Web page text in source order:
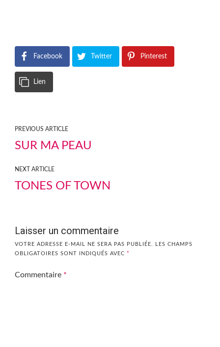
Facebook Twitter Pinterest
Lien
PREVIOUS ARTICLE
SUR MA PEAU
NEXT ARTICLE
TONES OF TOWN
Laisser un commentaire
VOTRE ADRESSE E-MAIL NE SERA PAS PUBLIÉE.
LES CHAMPS
OBLIGATOIRES SONT INDIQUÉS AVEC *
Commentaire *